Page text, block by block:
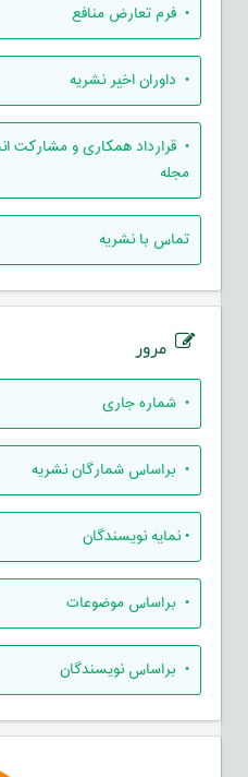
• فرم تعارض منافع
• داوران اخیر نشریه
• قرارداد همکاری و مشارکت
مجله
تماس با نشریه
مرور
• شماره جاری
• براساس شمارگان نشریه
•نمایه نویسندگان
• براساس موضوعات
• براساس نویسندگان